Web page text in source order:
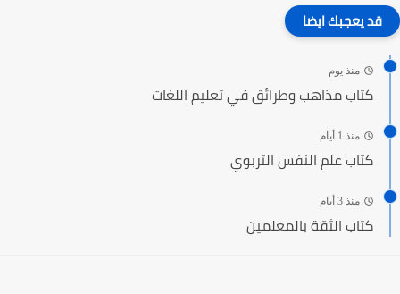
قد يعجبك ايضا
منذ يوم
كتاب مذاهب وطرائق في تعليم اللغات
منذ 1 أيام
كتاب علم النفس التربوي
منذ 3 أيام
كتاب الثقة بالمعلمين